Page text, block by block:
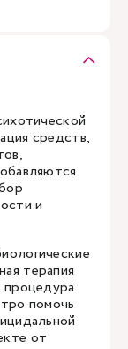
средств,
и
терапия
помочь
от